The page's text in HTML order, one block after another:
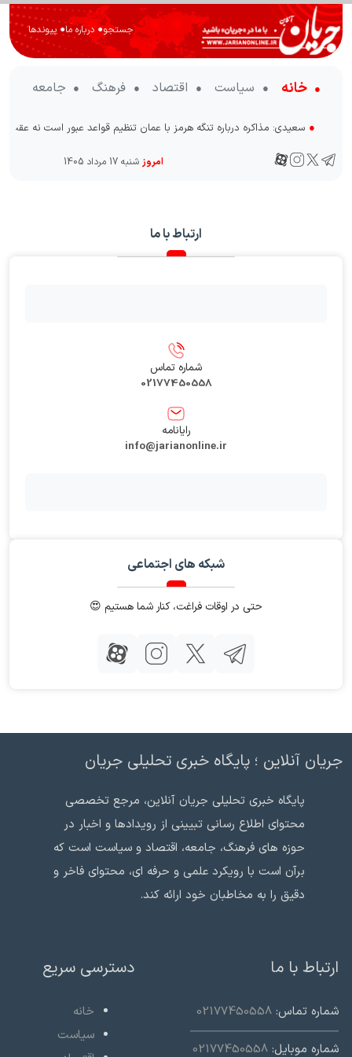
جستجو● درباره ما● پیوندها
خانه سیاست اقتصاد فرهنگ جامعه
● سعیدی: مذاکره درباره تنگه هرمز با عمان تنظیم قواعد عبور است نه
امروز شنبه 17 مرداد 1405
ارتباط با ما
شماره تماس
02177450558
رایانامه
info@jarianonline.ir
شبکه های اجتماعی
حتی در اوقات فراغت، کنار شما هستیم 😍
جریان آنلاین ؛ پایگاه خبری تحلیلی جریان
پایگاه خبری تحلیلی جریان آنلاین، مرجع تخصصی
محتوای اطلاع رسانی تبیینی از رویدادها و اخبار در
حوزه های فرهنگ، جامعه، اقتصاد و سیاست است که
برآن است با رویکرد علمی و حرفه ای، محتوای فاخر و
دقیق را به مخاطبان خود ارائه کند.
ارتباط با ما
شماره تماس:02177450558
شماره موبایل:02177450558
دسترسی سریع
خانه
سیاست